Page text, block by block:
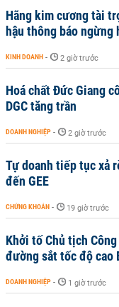
Hãng kim cương tài
hậu thông báo ngừng
KINH DOANH - 2 giờ trước
Hoá chất Đức Giang
DGC tăng trần
DOANH NGHIỆP - 2 giờ trước
Tự doanh tiếp tục xả
đến GEE
CHỨNG KHOÁN - 19 giờ trước
Khởi tố Chủ tịch
đường sắt tốc độ cao
DOANH NGHIỆP - 1 giờ trước